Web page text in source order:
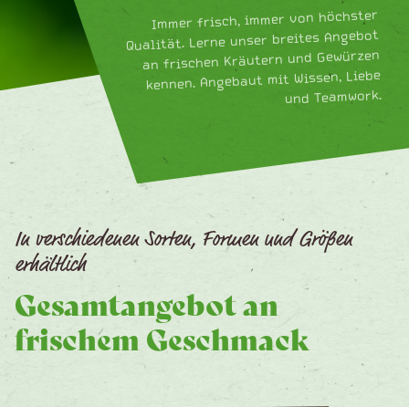
Immer frisch, immer von höchster
Qualität. Lerne unser breites Angebot
an frischen Kräutern und Gewürzen
kennen. Angebaut mit Wissen, Liebe
und Teamwork.
In verschiedenen Sorten, Formen und Größen
erhältlich
Gesamtangebot an
frischem Geschmack